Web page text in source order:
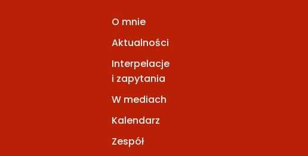
O mnie
Aktualności
Interpelacje
i zapytania
W mediach
Kalendarz
Zespół